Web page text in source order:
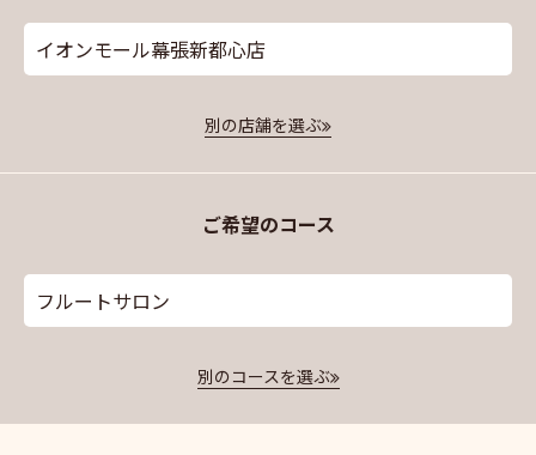
イオンモール幕張新都心店
別の店舗を選ぶ
ご希望のコース
フルートサロン
別のコースを選ぶ